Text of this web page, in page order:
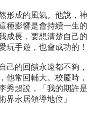
形成的風氣。他說，
種影響是會持續一生
成長，要想清楚自己
玩手遊，也會成功的！
己的回饋永遠都不夠
他常回輔大。校慶時
秀超說，「我的期許
界永居領導地位」